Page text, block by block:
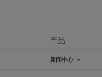
产品
新闻中心